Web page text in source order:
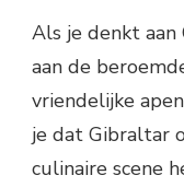
Als je denkt aan
aan de
vriendelijke
je dat Gibraltar
culinaire scene